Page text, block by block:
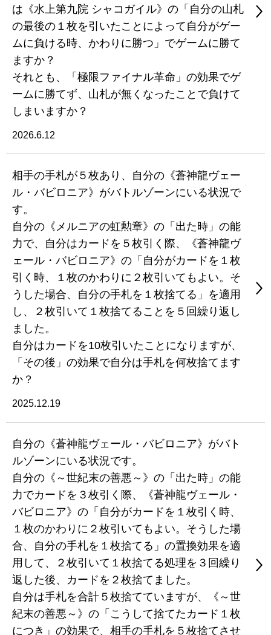
は《水上第九院 シャコガイル》の「自分の山札
の最後の１枚を引いたことによって自分がゲー
ムに負ける時、かわりに勝つ」でゲームに勝て
ますか？
それとも、「極限ファイナル革命」の効果でゲ
ームに勝てず、山札が無くなったことで負けて
しまいますか？
2026.6.12
相手の手札が５枚あり、自分の《蒼神龍ヴェー
ル・バビロニア》がバトルゾーンにいる状況で
す。
自分の《メルニアの虹勲章》の「出た時」の能
力で、自分はカードを５枚引く際、《蒼神龍ヴ
ェール・バビロニア》の「自分がカードを１枚
引く時、１枚のかわりに２枚引いてもよい。そ
うした場合、自分の手札を１枚捨てる」を適用
し、２枚引いて１枚捨てることを５回繰り返し
ました。
自分はカードを10枚引いたことになりますが、
「その後」の効果で自分は手札を何枚捨てます
か？
2025.12.19
自分の《蒼神龍ヴェール・バビロニア》がバト
ルゾーンにいる状況です。
自分の《～世紀末の善悪～》の「出た時」の能
力でカードを３枚引く際、《蒼神龍ヴェール・
バビロニア》の「自分がカードを１枚引く時、
１枚のかわりに２枚引いてもよい。そうした場
合、自分の手札を１枚捨てる」の置換効果を適
用して、２枚引いて１枚捨てる処理を３回繰り
返した後、カードを２枚捨てました。
自分は手札を合計５枚捨てていますが、《～世
紀末の善悪～》の「こうして捨てたカード１枚
につき」の効果で、相手の手札を５枚捨てさせ